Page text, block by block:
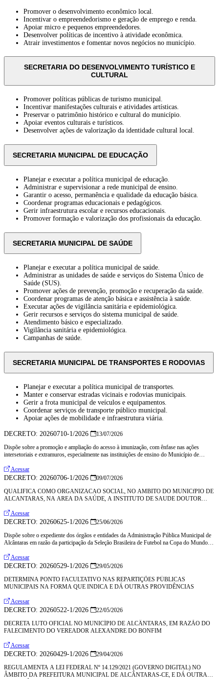
Promover o desenvolvimento econômico local.
Incentivar o empreendedorismo e geração de emprego e renda.
Apoiar micro e pequenos empreendedores.
Desenvolver políticas de incentivo à atividade econômica.
Atrair investimentos e fomentar novos negócios no município.
SECRETARIA DO DESENVOLVIMENTO TURÍSTICO E
CULTURAL
Promover políticas públicas de turismo municipal.
Incentivar manifestações culturais e atividades artísticas.
Preservar o patrimônio histórico e cultural do município.
Apoiar eventos culturais e turísticos.
Desenvolver ações de valorização da identidade cultural local.
SECRETARIA MUNICIPAL DE EDUCAÇÃO
Planejar e executar a política municipal de educação.
Administrar e supervisionar a rede municipal de ensino.
Garantir o acesso, permanência e qualidade da educação básica.
Coordenar programas educacionais e pedagógicos.
Gerir infraestrutura escolar e recursos educacionais.
Promover formação e valorização dos profissionais da educação.
SECRETARIA MUNICIPAL DE SAÚDE
Planejar e executar a política municipal de saúde.
Administrar as unidades de saúde e serviços do Sistema Único de
Saúde (SUS).
Promover ações de prevenção, promoção e recuperação da saúde.
Coordenar programas de atenção básica e assistência à saúde.
Executar ações de vigilância sanitária e epidemiológica.
Gerir recursos e serviços do sistema municipal de saúde.
Atendimento básico e especializado.
Vigilância sanitária e epidemiológica.
Campanhas de saúde.
SECRETARIA MUNICIPAL DE TRANSPORTES E RODOVIAS
Planejar e executar a política municipal de transportes.
Manter e conservar estradas vicinais e rodovias municipais.
Gerir a frota municipal de veículos e equipamentos.
Coordenar serviços de transporte público municipal.
Apoiar ações de mobilidade e infraestrutura viária.
DECRETO: 20260710-1/2026
13/07/2026
Dispõe sobre a promoção e ampliação do acesso à imunização, com ênfase nas ações
intersetoriais e extramuros, especialmente nas instituições de ensino do Município de
Acessar
DECRETO: 20260706-1/2026
09/07/2026
QUALIFICA COMO ORGANIZACAO SOCIAL, NO AMBITO DO MUNICfPIO DE
ALCANTARAS, NA AREA DA SAÚDE, A INSTITUTO DE SAUDE DOUTOR
Acessar
DECRETO: 20260625-1/2026
25/06/2026
Dispõe sobre o expediente dos órgãos e entidades da Administração Pública Municipal de
Alcântaras em razão da participação da Seleção Brasileira de Futebol na Copa do Mundo
Acessar
DECRETO: 20260529-1/2026
29/05/2026
DETERMINA PONTO FACULTATIVO NAS REPARTIÇÕES PÚBLICAS
MUNICIPAIS NA FORMA QUE INDICA E DÁ OUTRAS PROVIDÊNCIAS
Acessar
DECRETO: 20260522-1/2026
22/05/2026
DECRETA LUTO OFICIAL NO MUNICÍPIO DE ALCÂNTARAS, EM RAZÃO DO
FALECIMENTO DO VEREADOR ALEXANDRE DO BONFIM
Acessar
DECRETO: 20260429-1/2026
29/04/2026
REGULAMENTA A LEI FEDERAL Nº 14.129/2021 (GOVERNO DIGITAL) NO
ÂMBITO DA PREFEITURA MUNICIPAL DE ALCÂNTARAS-CE, E DÁ OUTRAS